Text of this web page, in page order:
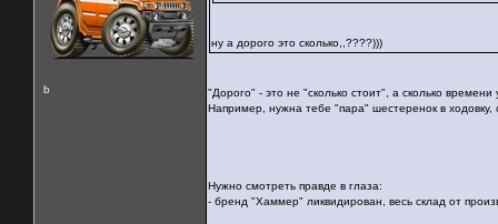
b
ну а дорого это сколько,,????)))
"Дорого" - это не "сколько стоит", а сколько
Например, нужна тебе "пара" шестеренок в ходовку,
Нужно смотреть правде в глаза:
- бренд "Хаммер" ликвидирован, весь склад от